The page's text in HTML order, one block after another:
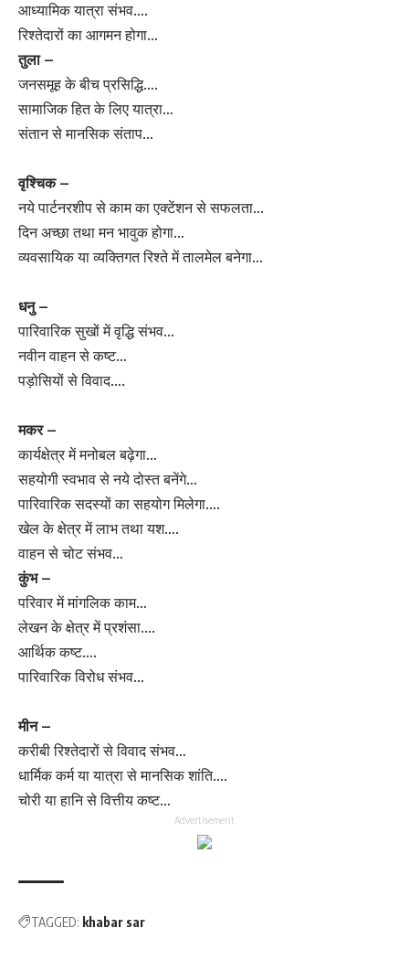
आध्यामिक यात्रा संभव….
रिश्तेदारों का आगमन होगा…
तुला –
जनसमूह के बीच प्रसिद्धि….
सामाजिक हित के लिए यात्रा…
संतान से मानसिक संताप…
वृश्चिक –
नये पार्टनरशीप से काम का एक्टेंशन से सफलता…
दिन अच्छा तथा मन भावुक होगा…
व्यवसायिक या व्यक्तिगत रिश्ते में तालमेल बनेगा…
धनु –
पारिवारिक सुखों में वृद्धि संभव…
नवीन वाहन से कष्ट…
पड़ोसियों से विवाद….
मकर –
कार्यक्षेत्र में मनोबल बढ़ेगा…
सहयोगी स्वभाव से नये दोस्त बनेंगे…
पारिवारिक सदस्यों का सहयोग मिलेगा….
खेल के क्षेत्र में लाभ तथा यश….
वाहन से चोट संभव…
कुंभ –
परिवार में मांगलिक काम…
लेखन के क्षेत्र में प्रशंसा….
आर्थिक कष्ट….
पारिवारिक विरोध संभव…
मीन –
करीबी रिश्तेदारों से विवाद संभव…
धार्मिक कर्म या यात्रा से मानसिक शांति….
चोरी या हानि से वित्तीय कष्ट…
Advertisement
TAGGED: khabar sar